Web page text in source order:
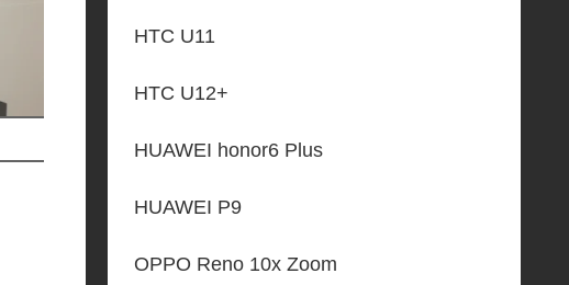
HTC U11
HTC U12+
HUAWEI honor6 Plus
HUAWEI P9
OPPO Reno 10x Zoom